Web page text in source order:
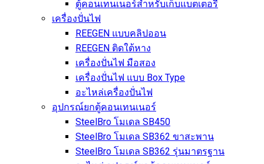
ตู้คอนเทนเนอร์สำหรับเก็บแบตเตอรี่
เครื่องปั่นไฟ
REEGEN แบบคลิปออน
REEGEN ติดใต้หาง
เครื่องปั่นไฟ มือสอง
เครื่องปั่นไฟ แบบ Box Type
อะไหล่เครื่องปั่นไฟ
อุปกรณ์ยกตู้คอนเทนเนอร์
SteelBro โมเดล SB450
SteelBro โมเดล SB362 ขาสะพาน
SteelBro โมเดล SB362 รุ่นมาตรฐาน